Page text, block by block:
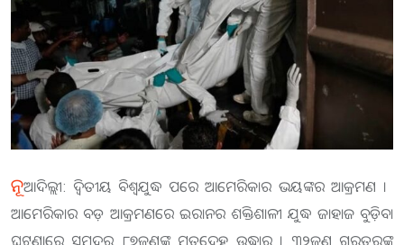
ନୂଆଦିଲ୍ଲୀ: ଦ୍ବିତୀୟ ବିଶ୍ବଯୁଦ୍ଧ ପରେ ଆମେରିକାର ଭୟଙ୍କର ଆକ୍ରମଣ । ​
ଆମେରିକାର ବଡ଼ ଆକ୍ରମଣରେ ଇରାନର ଶକ୍ତିଶାଳୀ ଯୁଦ୍ଧ ଜାହାଜ ବୁଡ଼ିବା
ଘଟଣାରେ ସମଦ୍ରରୁ ୮୭ଜଣଙ୍କ ମୃତଦେହ ଉଦ୍ଧାର । ୩୨ଜଣ ଗୁରୁତରଙ୍କୁ